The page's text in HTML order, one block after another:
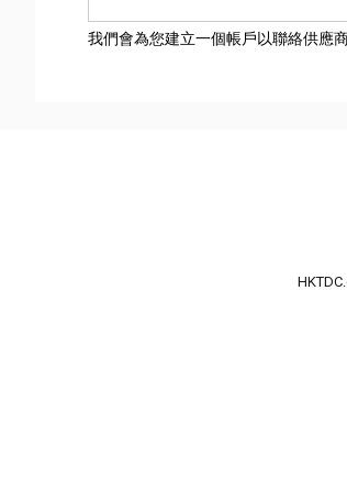
我們會為您建立一個帳戶以聯絡供應